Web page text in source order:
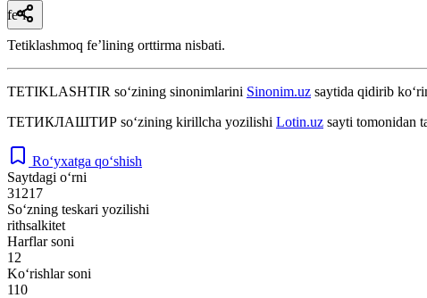
fe’l
Tetiklashmoq feʼlining orttirma nisbati.
TETIKLASHTIR so‘zining sinonimlarini Sinonim.uz saytida qidirib
ТЕТИКЛАШТИР so‘zining kirillcha yozilishi Lotin.uz sayti tomonidan
Ro‘yxatga qo‘shish
Saytdagi o‘rni
31217
So‘zning teskari yozilishi
rithsalkitet
Harflar soni
12
Ko‘rishlar soni
110